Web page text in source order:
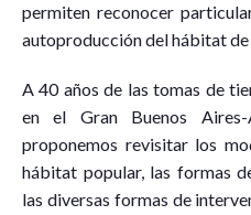
permiten reconocer
autoproducción del hábitat
A 40 años de las tomas de
en el Gran Buenos
proponemos revisitar los
hábitat popular, las formas
las diversas formas de